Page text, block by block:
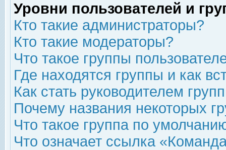
Уровни пользователей и
Кто такие администраторы?
Кто такие модераторы?
Что такое группы
Где находятся группы и как
Как стать руководителем
Почему названия некоторых
Что такое группа по
Что означает ссылка